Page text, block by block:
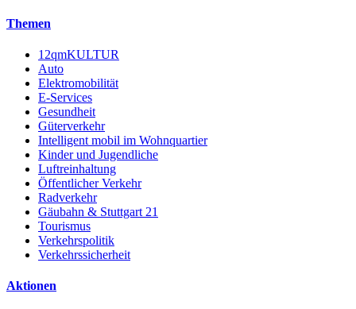
Themen
12qmKULTUR
Auto
Elektromobilität
E-Services
Gesundheit
Güterverkehr
Intelligent mobil im Wohnquartier
Kinder und Jugendliche
Luftreinhaltung
Öffentlicher Verkehr
Radverkehr
Gäubahn & Stuttgart 21
Tourismus
Verkehrspolitik
Verkehrssicherheit
Aktionen